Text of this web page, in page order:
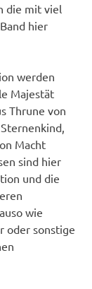
die mit viel
hier
werden
Majestät
Thrune von
Macht
sind hier
und die
wie
oder sonstige